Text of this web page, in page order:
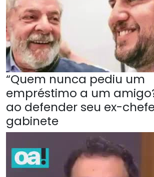
“Quem nunca pediu um
empréstimo a um
ao defender seu ex-
gabinete